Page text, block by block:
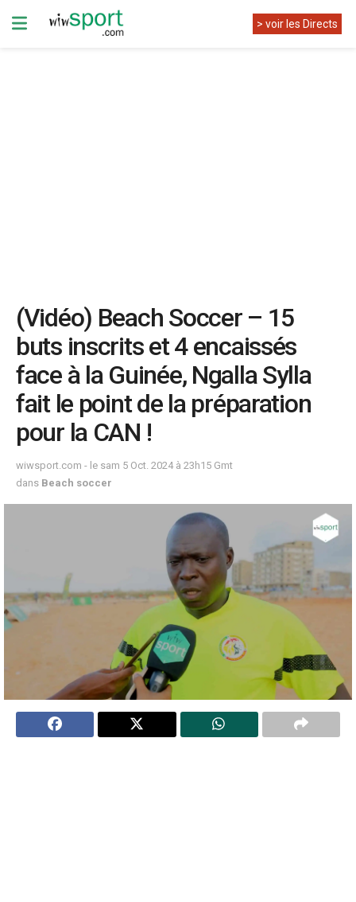
> voir les Directs
(Vidéo) Beach Soccer – 15
buts inscrits et 4 encaissés
face à la Guinée, Ngalla Sylla
fait le point de la préparation
pour la CAN !
wiwsport.com - le sam 5 Oct. 2024 à 23h15 Gmt
dans Beach soccer